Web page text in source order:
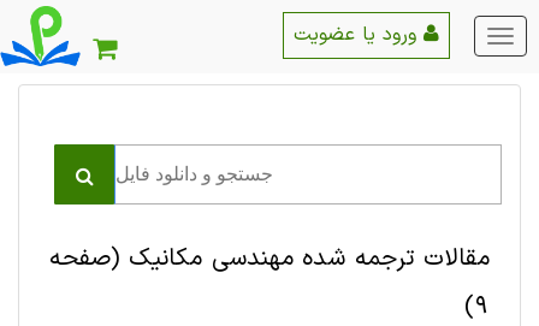
منو
اصلی
مقالات ترجمه شده مهندسی مکانیک (صفحه
9)